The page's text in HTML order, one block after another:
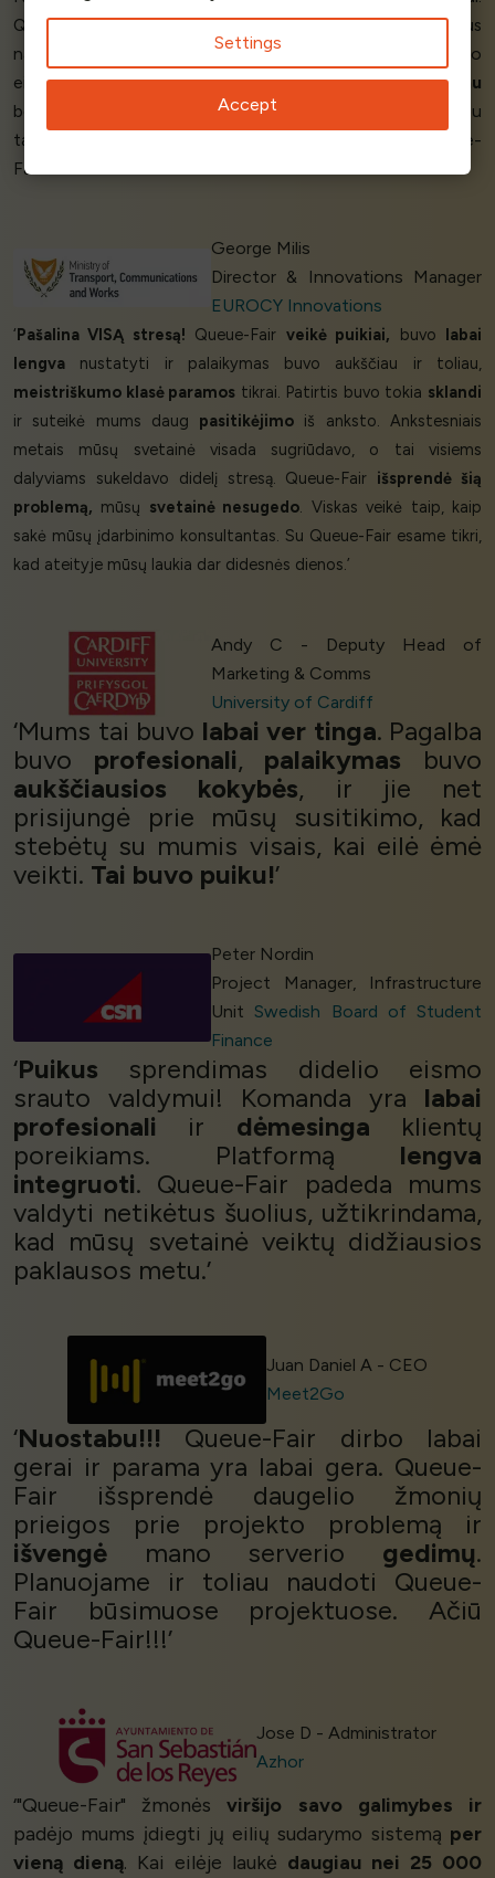
Queue-Fair suteikė mums firminį eilės puslapį ir paprastus
naudoti įrankius, kad galėtume pritaikyti ir valdyti laukimo
eilę. Jų palaikymas buvopuikus, su jais buvomalonu
bendrauti. Queue-Fair nuolatmums padėjo
, o mums svarbu
tai, kad mes tikrai gavome reikiamą paslaugą. Ačiū Queue-
Fair!’
George Milis
Director & Innovations Manager
EUROCY Innovations
‘ Pašalina VISĄ stresą! Queue-Fair veikė puikiai, buvo
labai
lengva nustatyti ir palaikymas buvo aukščiau ir toliau,
meistriškumo klasė paramos tikrai. Patirtis buvo tokia sklandi
ir suteikė mums daug pasitikėjimo iš anksto. Ankstesniais
metais mūsų svetainė visada sugriūdavo, o tai visiems
dalyviams sukeldavo didelį stresą. Queue-Fair išsprendė šią
problemą, mūsų svetainė nesugedo. Viskas veikė taip, kaip
sakė mūsų įdarbinimo konsultantas. Su Queue-Fair esame tikri,
kad ateityje mūsų laukia dar didesnės dienos.’
Andy C - Deputy Head of
Marketing & Comms
University of Cardiff
‘Mums tai buvo labai ver tinga. Pagalba
buvo profesionali, palaikymas buvo
aukščiausios kokybės, ir jie net
prisijungė prie mūsų susitikimo, kad
stebėtų su mumis visais, kai eilė ėmė
veikti. Tai buvo puiku!’
Peter Nordin
Project Manager, Infrastructure
Unit Swedish Board of Student
Finance
‘Puikus sprendimas didelio eismo
srauto valdymui! Komanda yra labai
profesionali ir dėmesinga klientų
poreikiams. Platformą lengva
integruoti. Queue-Fair padeda mums
valdyti netikėtus šuolius, užtikrindama,
kad mūsų svetainė veiktų didžiausios
paklausos metu.’
Juan Daniel A - CEO
Meet2Go
‘Nuostabu!!! Queue-Fair dirbo labai
gerai ir parama yra labai gera. Queue-
Fair išsprendė daugelio žmonių
prieigos prie projekto problemą ir
išvengė mano serverio gedimų.
Planuojame ir toliau naudoti Queue-
Fair būsimuose projektuose. Ačiū
Queue-Fair!!!’
Jose D - Administrator
Azhor
‘"Queue-Fair" žmonėsviršijo savo galimybes ir
padėjo mums įdiegti jų eilių sudarymo sistemą per
vieną dieną. Kai eilėje laukė daugiau nei 25 000
Settings
Accept